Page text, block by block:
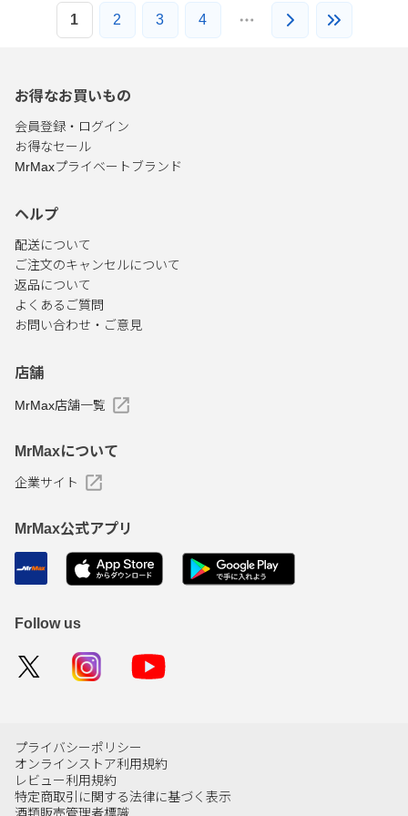
1 2 3 4
お得なお買いもの
会員登録・ログイン
お得なセール
MrMaxプライベートブランド
ヘルプ
配送について
ご注文のキャンセルについて
返品について
よくあるご質問
お問い合わせ・ご意見
店舗
MrMax店舗一覧
MrMaxについて
企業サイト
MrMax公式アプリ
Follow us
プライバシーポリシー
オンラインストア利用規約
レビュー利用規約
特定商取引に関する法律に基づく表示